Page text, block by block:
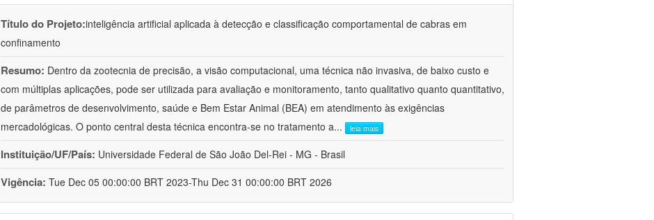
Título do Projeto:inteligência artificial aplicada à detecção e classificação comportamental de cabras em
confinamento
Resumo: Dentro da zootecnia de precisão, a visão computacional, uma técnica não invasiva, de baixo custo e
com múltiplas aplicações, pode ser utilizada para avaliação e monitoramento, tanto qualitativo quanto quantitativo,
de parâmetros de desenvolvimento, saúde e Bem Estar Animal (BEA) em atendimento às exigências
mercadológicas. O ponto central desta técnica encontra-se no tratamento a... leia mais
Instituição/UF/País: Universidade Federal de São João Del-Rei - MG - Brasil
Vigência: Tue Dec 05 00:00:00 BRT 2023-Thu Dec 31 00:00:00 BRT 2026